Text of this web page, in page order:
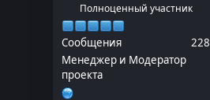
Полноценный участник
Сообщения
228
Менеджер и Модератор
проекта